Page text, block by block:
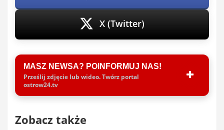
X (Twitter)
MASZ NEWSA? POINFORMUJ NAS!
Prześlij zdjęcie lub wideo. Twórz portal
ostrow24.tv
Zobacz także